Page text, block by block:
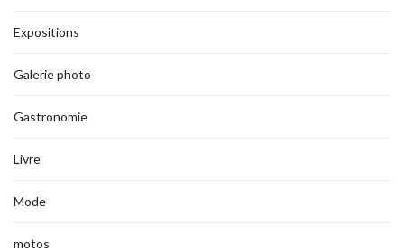
Expositions
Galerie photo
Gastronomie
Livre
Mode
motos